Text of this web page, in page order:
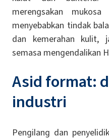
merengsakan
menyebabkan tindak
dan kemerahan kulit,
semasa mengendalikan
Asid format:
industri
Pengilang dan